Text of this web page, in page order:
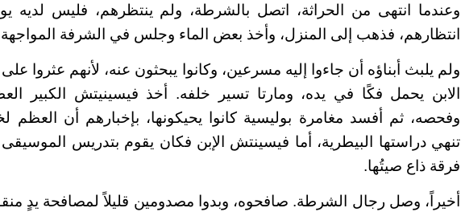
وعندما انتهى من الحراثة، اتصل بالشرطة، ولم ينتظرهم، فليس لديه
انتظارهم، فذهب إلى المنزل، وأخذ بعض الماء وجلس في الشرفة
ولم يلبث أبناؤه أن جاءوا إليه مسرعين، وكانوا يبحثون عنه، لأنهم عثروا
الابن يحمل فكًا في يده، ومارتا تسير خلفه. أخذ فيسينيتش الكبير
وفحصه، ثم أفسد مغامرة بوليسية كانوا يحيكونها، بإخبارهم أن العظم
تنهي دراستها البيطرية، أما فيسينتش الإبن فكان يقوم بتدريس
فرقة ذاع صيتُها.
أخيراً، وصل رجال الشرطة. صافحوه، وبدوا مصدومين قليلاً لمصافحة يدٍ